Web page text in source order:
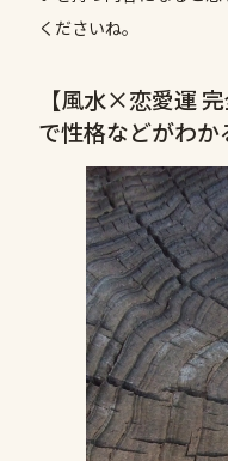
くださいね。
【風水×恋愛運
で性格などがわか